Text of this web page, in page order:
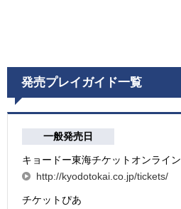
発売プレイガイド一覧
一般発売日
キョードー東海チケットオンライン
http://kyodotokai.co.jp/tickets/
チケットぴあ